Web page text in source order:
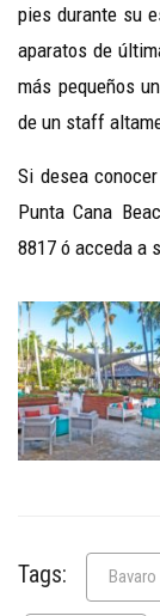
pies durante su
aparatos de
más pequeños
de un staff
Si desea
Punta Cana
8817 ó acceda a
Tags: Bavaro